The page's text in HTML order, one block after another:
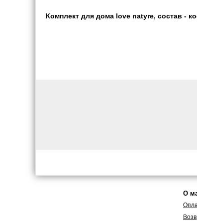
Комплект для дома love natyre, состав -
О